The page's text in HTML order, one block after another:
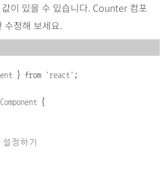
이 있을 수 있습니다. Counter 컴포
수정해 보세요.
} from 'react ' ;
Component {
설정하기